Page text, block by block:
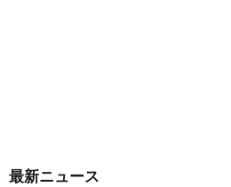
最新ニュース